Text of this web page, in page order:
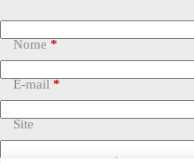
Nome *
E-mail *
Site